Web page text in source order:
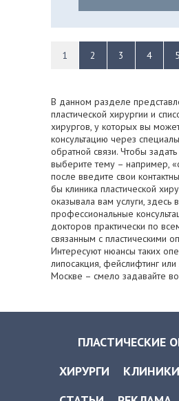
1 2 3 4 5
В данном разделе
пластической хирургии и
хирургов, у которых вы
консультацию через
обратной связи. Чтобы
выберите тему – например,
после введите свои
бы клиника пластической
оказывала вам услуги, здесь
профессиональные
докторов практически по
связанным с пластическими
Интересуют нюансы таких
липосакция, фейслифтинг
Москве – смело задавайте
ПЛАСТИЧЕСКИЕ
ХИРУРГИ
КЛИНИКИ